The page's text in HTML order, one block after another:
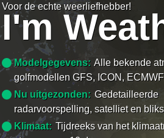
Voor de echte weerliefhebber!
I'm
Modelgegevens: Alle bekende
golfmodellen GFS, ICON,
Nu uitgezonden: Gedetailleerde
radarvoorspelling, satelliet en
Klimaat: Tijdreeks van het